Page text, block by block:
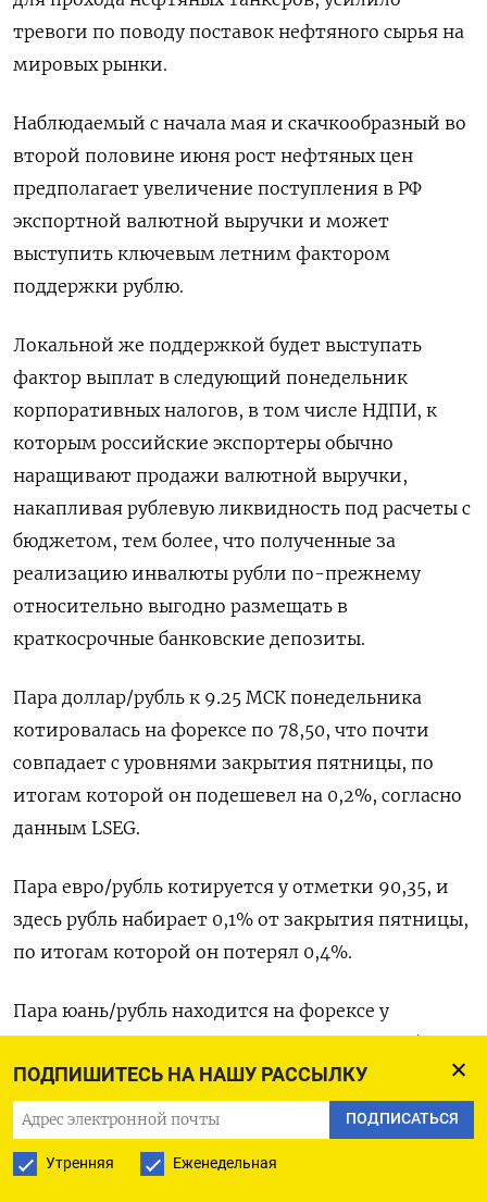
ПОДПИШИТЕСЬ НА НАШУ РАССЫЛКУ
ПОДПИСАТЬСЯ
Утренняя Еженедельная
тревоги по поводу поставок нефтяного сырья на
мировых рынки.
Наблюдаемый с начала мая и скачкообразный во
второй половине июня рост нефтяных цен
предполагает увеличение поступления в РФ
экспортной валютной выручки и может
выступить ключевым летним фактором
поддержки рублю.
Локальной же поддержкой будет выступать
фактор выплат в следующий понедельник
корпоративных налогов, в том числе НДПИ, к
которым российские экспортеры обычно
наращивают продажи валютной выручки,
накапливая рублевую ликвидность под расчеты с
бюджетом, тем более, что полученные за
реализацию инвалюты рубли по-прежнему
относительно выгодно размещать в
краткосрочные банковские депозиты.
Пара доллар/рубль к 9.25 МСК понедельника
котировалась на форексе по 78,50, что почти
совпадает с уровнями закрытия пятницы, по
итогам которой он подешевел на 0,2%, согласно
данным LSEG.
Пара евро/рубль котируется у отметки 90,35, и
здесь рубль набирает 0,1% от закрытия пятницы,
по итогам которой он потерял 0,4%.
Пара юань/рубль находится на форексе у
отметки 10,42, согласно данным LSEG, и рубль
дешевеет на 0,2%.
Пятничные торги Мосбиржи парой юань/рубль
расчетами «завтра» завершились на уровне